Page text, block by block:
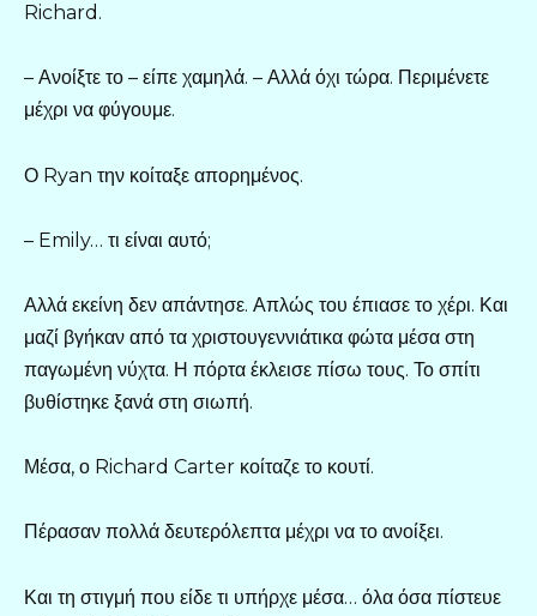
Richard.
– Ανοίξτε το – είπε χαμηλά. – Αλλά όχι τώρα. Περιμένετε
μέχρι να φύγουμε.
Ο Ryan την κοίταξε απορημένος.
– Emily… τι είναι αυτό;
Αλλά εκείνη δεν απάντησε. Απλώς του έπιασε το χέρι. Και
μαζί βγήκαν από τα χριστουγεννιάτικα φώτα μέσα στη
παγωμένη νύχτα. Η πόρτα έκλεισε πίσω τους. Το σπίτι
βυθίστηκε ξανά στη σιωπή.
Μέσα, ο Richard Carter κοίταζε το κουτί.
Πέρασαν πολλά δευτερόλεπτα μέχρι να το ανοίξει.
Και τη στιγμή που είδε τι υπήρχε μέσα… όλα όσα πίστευε